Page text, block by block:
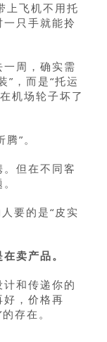
上飞机不用托
只手就能拎
周，确实需
”，而是“托运
机场轮子坏了
”。
但在不同客
要的是“皮实
卖产品。
和传递你的
，价格再
存在。